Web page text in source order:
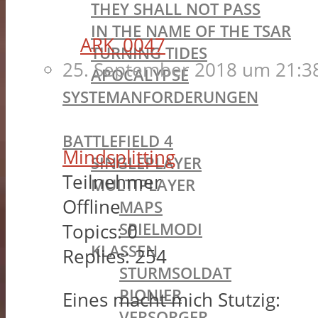
THEY SHALL NOT PASS
IN THE NAME OF THE TSAR
TURNING TIDES
APOCALYPSE
SYSTEMANFORDERUNGEN
BATTLEFIELD 4
SINGLEPLAYER
MULTIPLAYER
MAPS
SPIELMODI
KLASSEN
STURMSOLDAT
PIONIER
ARK_0047
25. September 2018 um
Mindsplitting
Teilnehmer
Offline
Topics: 0
Replies: 254
Eines macht mich Stutzig: